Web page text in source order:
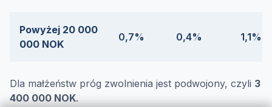
Powyżej 20 000
000 NOK
0,7% 0,4% 1,1%
Dla małżeństw próg zwolnienia jest podwojony, czyli 3
400 000 NOK.